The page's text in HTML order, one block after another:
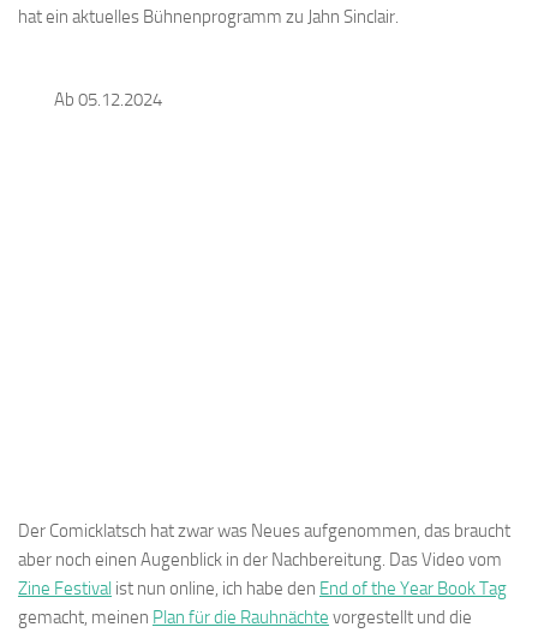
hat ein aktuelles Bühnenprogramm zu Jahn Sinclair.
Ab 05.12.2024
Der Comicklatsch hat zwar was Neues aufgenommen, das braucht
aber noch einen Augenblick in der Nachbereitung. Das Video vom
Zine Festival ist nun online, ich habe den End of the Year Book Tag
gemacht, meinen Plan für die Rauhnächte vorgestellt und die